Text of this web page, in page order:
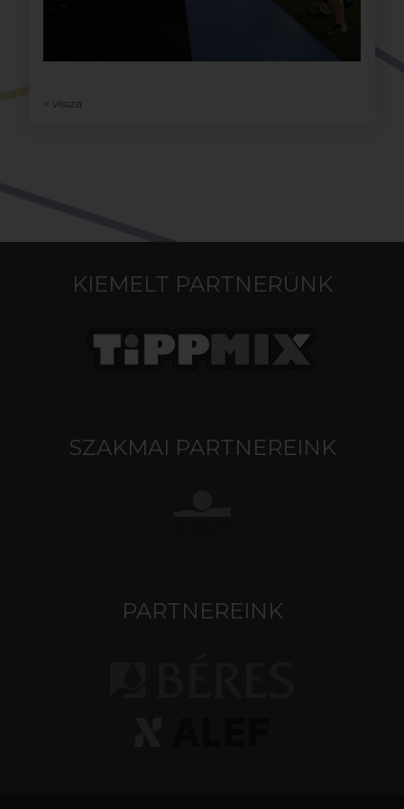
< vissza
KIEMELT PARTNERÜNK
SZAKMAI PARTNEREINK
PARTNEREINK